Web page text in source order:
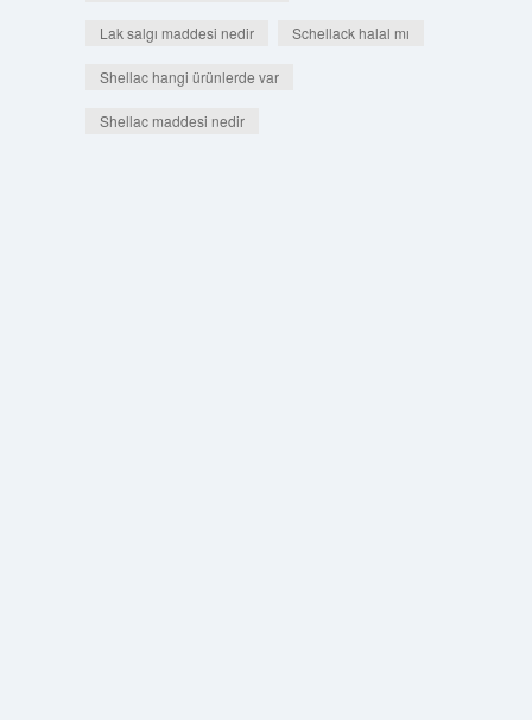
Lak salgı maddesi nedir Schellack halal mı
Shellac hangi ürünlerde var
Shellac maddesi nedir